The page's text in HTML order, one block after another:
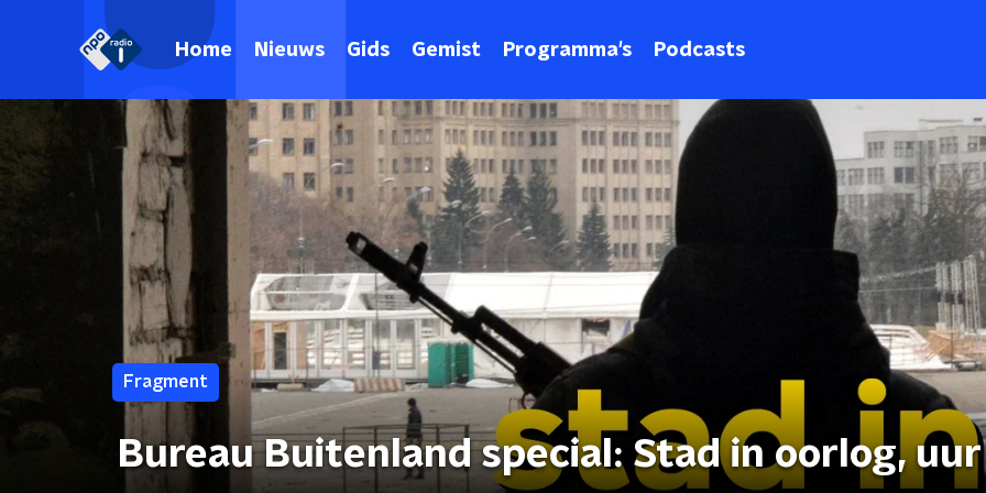
Home Nieuws Gids Gemist Programma's Podcasts
Fragment
Bureau Buitenland special: Stad in oorlog,